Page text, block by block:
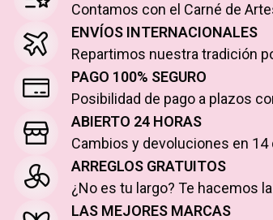
Contamos con el Carné de
ENVÍOS INTERNACIONALES
Repartimos nuestra tradición
PAGO 100% SEGURO
Posibilidad de pago a plazos
ABIERTO 24 HORAS
Cambios y devoluciones en
ARREGLOS GRATUITOS
¿No es tu largo? Te hacemos
LAS MEJORES MARCAS